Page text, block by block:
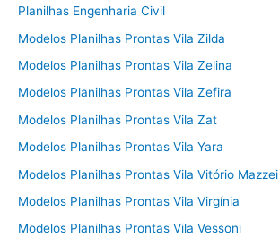
Planilhas Engenharia Civil
Modelos Planilhas Prontas Vila Zilda
Modelos Planilhas Prontas Vila Zelina
Modelos Planilhas Prontas Vila Zefira
Modelos Planilhas Prontas Vila Zat
Modelos Planilhas Prontas Vila Yara
Modelos Planilhas Prontas Vila Vitório Mazzei
Modelos Planilhas Prontas Vila Virgínia
Modelos Planilhas Prontas Vila Vessoni